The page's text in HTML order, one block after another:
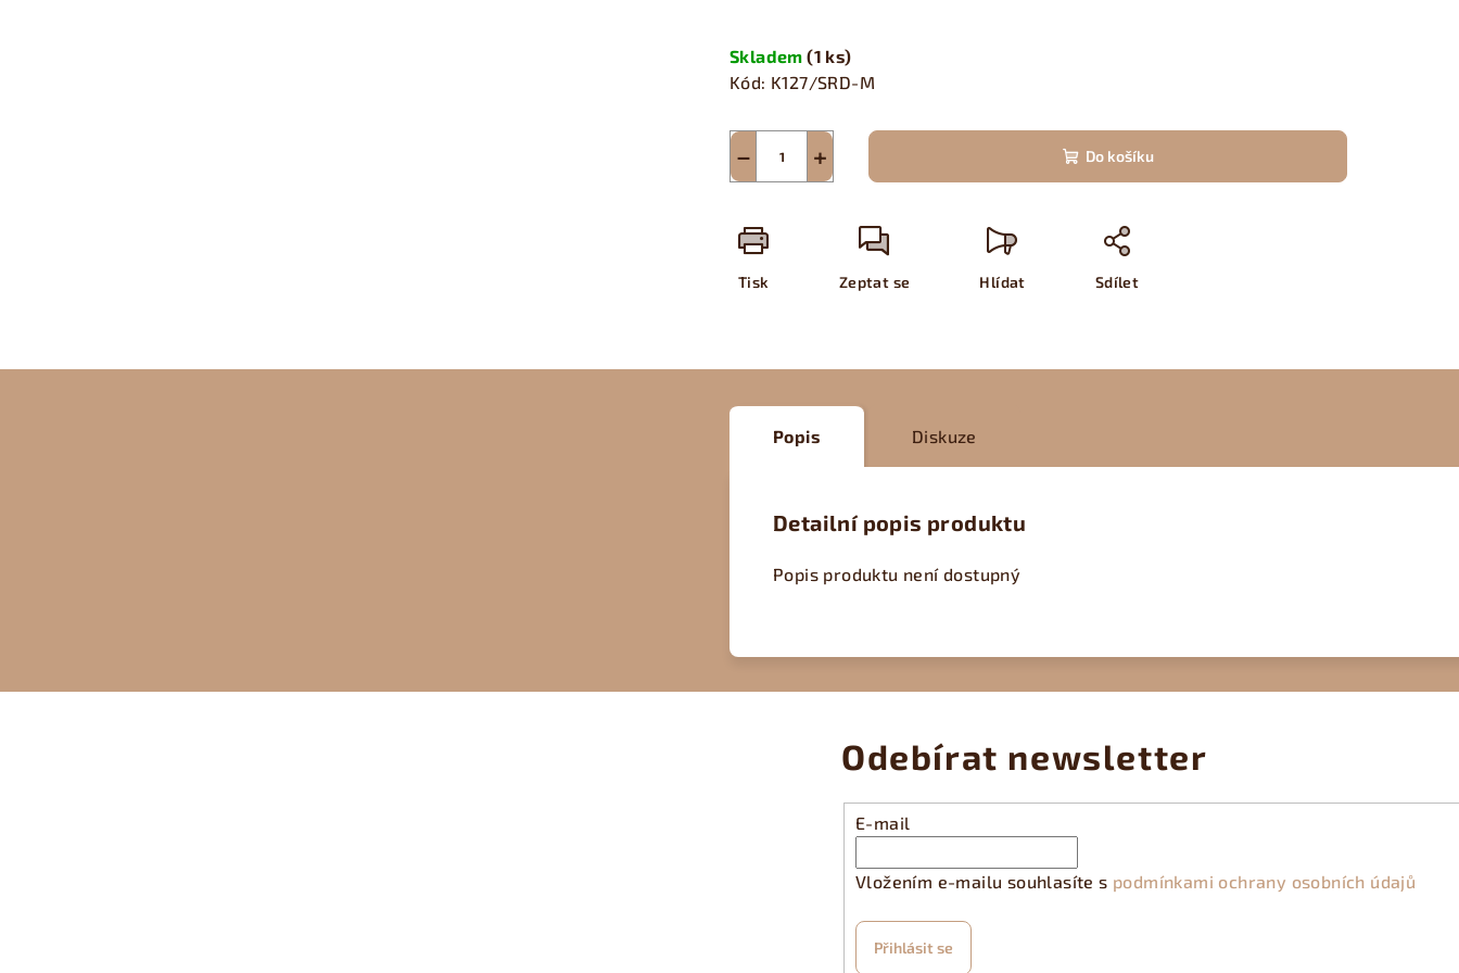
cena:
Skladem(1 ks)
Kód: K127/SRD-M
+
− Do košíku
Tisk Zeptat se Hlídat Sdílet
Popis Diskuze
Detailní popis produktu
Popis produktu není dostupný
Odebírat newsletter
E-mail
Vložením e-mailu souhlasíte s podmínkami ochrany osobních údajů
Přihlásit se